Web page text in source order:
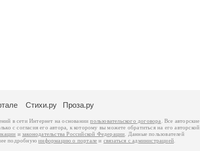
Стихи.ру Проза.ру
в сети Интернет на основаниипользовательского договора
. Все авторские
с согласия его автора, к которому вы можете обратиться на его авторской
изаконодательства Российской Федерации . Данные пользователей
подробнуюинформацию о портале и связаться с администрацией